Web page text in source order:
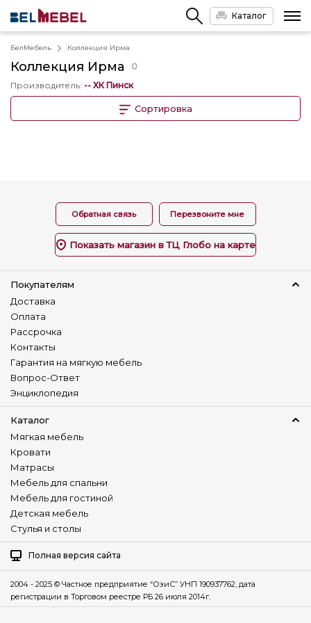
Каталог
БелМебель Коллекция Ирма
Коллекция Ирма
0
Производитель: -- ХК Пинск
Сортировка
Обратная связь Перезвоните мне
Показать магазин в ТЦ Глобо на карте
Покупателям
Доставка
Оплата
Рассрочка
Контакты
Гарантия на мягкую мебель
Вопрос-Ответ
Энциклопедия
Каталог
Мягкая мебель
Кровати
Матрасы
Мебель для спальни
Мебель для гостиной
Детская мебель
Стулья и столы
Полная версия сайта
2004 - 2025 © Частное предприятие “ОзиС” УНП 190937762, дата
регистрации в Торговом реестре РБ 26 июля 2014г.